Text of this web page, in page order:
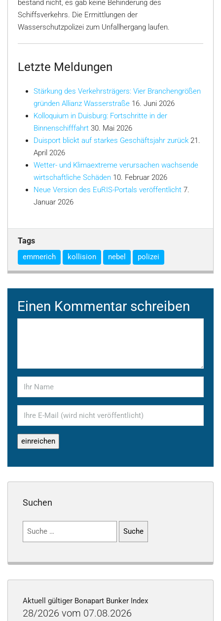
bestand nicht, es gab keine Behinderung des
Schiffsverkehrs. Die Ermittlungen der
Wasserschutzpolizei zum Unfallhergang laufen.
Letzte Meldungen
Stärkung des Verkehrsträgers: Vier Branchengrößen
gründen Allianz Wasserstraße 16. Juni 2026
Kolloquium in Duisburg: Fortschritte in der
Binnenschifffahrt 30. Mai 2026
Duisport blickt auf starkes Geschäftsjahr zurück 21.
April 2026
Wetter- und Klimaextreme verursachen wachsende
wirtschaftliche Schäden 10. Februar 2026
Neue Version des EuRIS-Portals veröffentlicht 7.
Januar 2026
Tags
emmerich kollision nebel polizei
Einen Kommentar schreiben
Suchen
Suchen
Aktuell gültiger Bonapart Bunker Index
28/2026 vom 07.08.2026